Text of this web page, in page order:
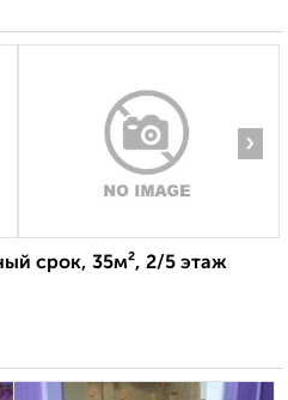
›
срок, 35м², 2/5 этаж